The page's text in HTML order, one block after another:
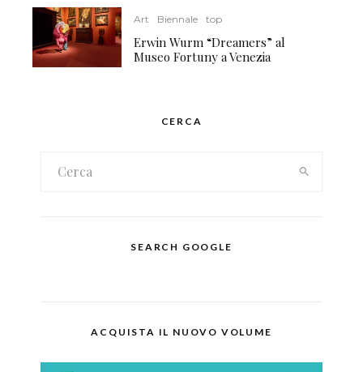
Art Biennale top
Erwin Wurm “Dreamers” al
Museo Fortuny a Venezia
CERCA
SEARCH GOOGLE
ACQUISTA IL NUOVO VOLUME